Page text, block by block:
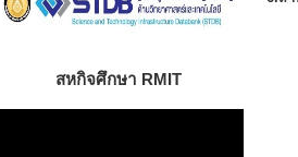
สหกิจศึกษา RMIT